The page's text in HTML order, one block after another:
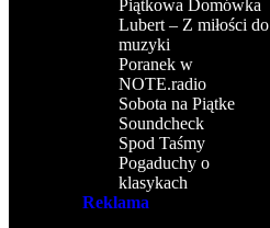
Piątkowa Domówka
Lubert – Z miłości do
muzyki
Poranek w
NOTE.radio
Sobota na Piątke
Soundcheck
Spod Taśmy
Pogaduchy o
klasykach
Reklama